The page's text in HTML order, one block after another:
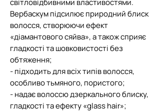
світловідбивними властивостями.
Вербаскум підсилює природний блиск
волосся, створюючи ефект
«діамантового сяйва», а також сприяє
гладкості та шовковистості без
обтяження;
- підходить для всіх типів волосся,
особливо тьмяного, пористого;
- надає волоссю дзеркального блиску,
гладкості та ефекту «glass hair»;